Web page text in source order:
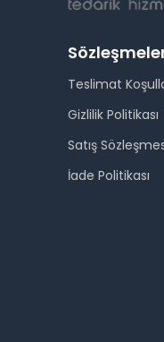
Teslimat
Gizlilik Politikası
Satış
İade Politikası